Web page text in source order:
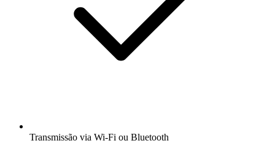
Transmissão via Wi-Fi ou Bluetooth